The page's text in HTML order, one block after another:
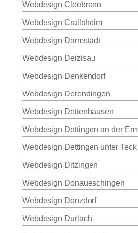
Webdesign Cleebronn
Webdesign Crailsheim
Webdesign Darmstadt
Webdesign Deizisau
Webdesign Denkendorf
Webdesign Derendingen
Webdesign Dettenhausen
Webdesign Dettingen an der
Webdesign Dettingen unter Teck
Webdesign Ditzingen
Webdesign Donaueschingen
Webdesign Donzdorf
Webdesign Durlach